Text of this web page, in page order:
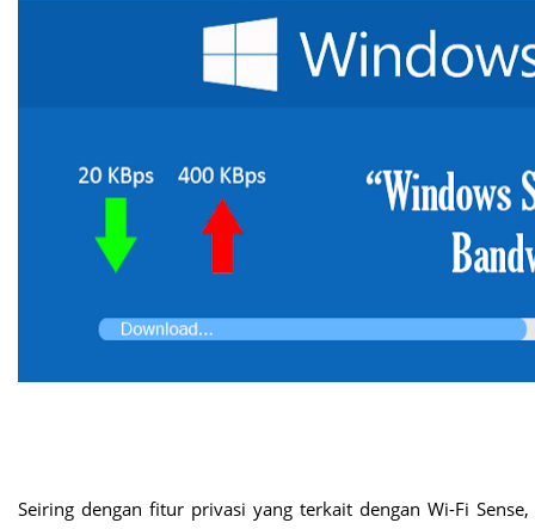
Seiring dengan fitur privasi yang terkait dengan Wi-Fi Sense,